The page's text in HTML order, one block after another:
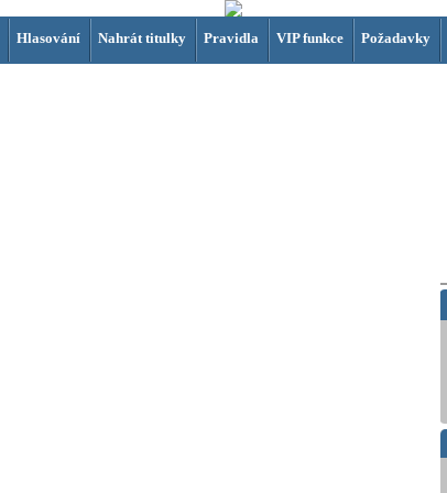
Hlasování Nahrát titulky Pravidla VIP funkce Požadavky